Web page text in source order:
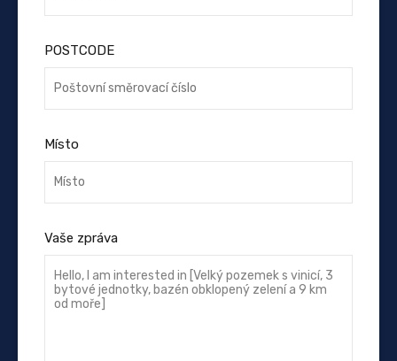
POSTCODE
Místo
Vaše zpráva